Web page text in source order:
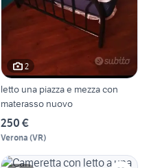
2
letto una piazza e mezza con
materasso nuovo
250 €
Verona (VR)